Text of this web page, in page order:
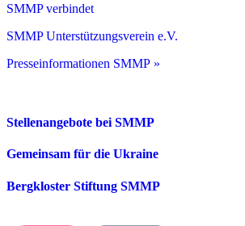
SMMP verbindet
SMMP Unterstützungsverein e.V.
Presseinformationen SMMP »
Stellenangebote bei SMMP
Gemeinsam für die Ukraine
Bergkloster Stiftung SMMP